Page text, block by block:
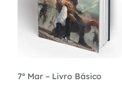
7º Mar – Livro Básico